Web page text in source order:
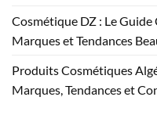
Cosmétique DZ : Le
Marques et Tendances
Produits Cosmétiques
Marques, Tendances et